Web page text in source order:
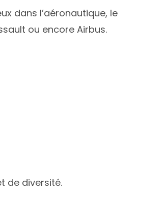
dans l’aéronautique, le
ou encore Airbus.
de diversité.